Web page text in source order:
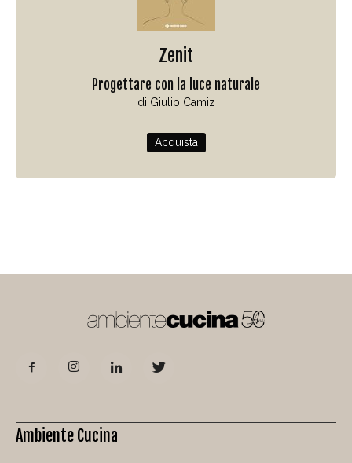
Zenit
Progettare con la luce naturale
di Giulio Camiz
Acquista
Ambiente Cucina